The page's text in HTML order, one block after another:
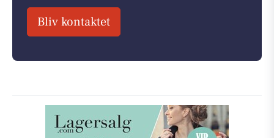
Bliv kontaktet